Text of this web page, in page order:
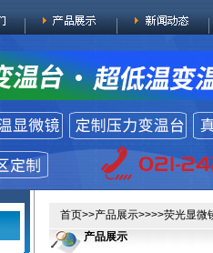
首页>>产品展示>>>>荧光显微
产品展示